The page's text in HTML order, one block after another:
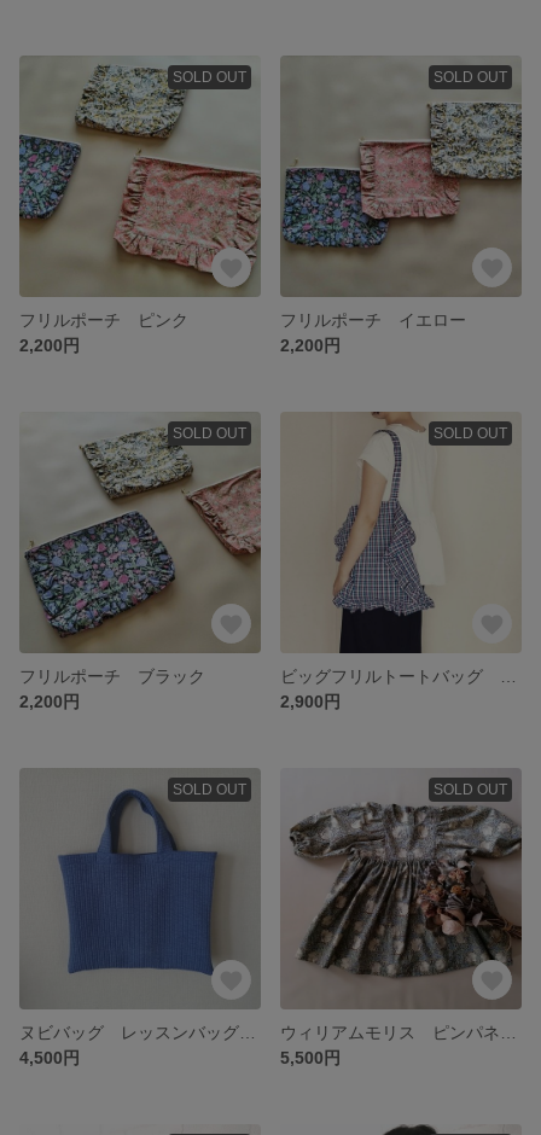
SOLD OUT
フリルポーチ ピンク
2,200円
SOLD OUT
フリルポーチ イエロー
2,200円
SOLD OUT
フリルポーチ ブラック
2,200円
SOLD OUT
2,900円
SOLD OUT
4,500円
SOLD OUT
5,500円